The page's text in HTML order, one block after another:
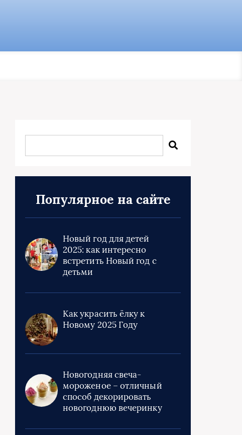
Популярное на сайте
Новый год для детей
2025: как интересно
встретить Новый год с
детьми
Как украсить ёлку к
Новому 2025 Году
Новогодняя свеча-
мороженое – отличный
способ декорировать
новогоднюю вечеринку